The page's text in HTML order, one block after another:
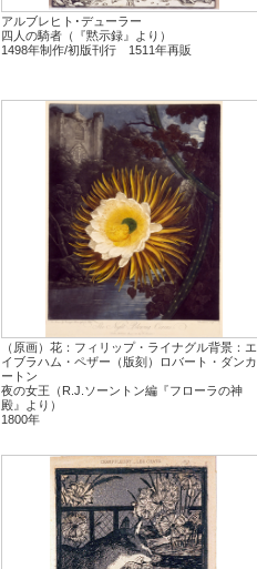
アルブレヒト･デューラー
四人の騎者（『黙示録』より）
1498年制作/初版刊行 1511年再販
（原画）花：フィリップ・ライナグル背景：エ
イブラハム・ペザー（版刻）ロバート・ダンカ
ートン
夜の女王（R.J.ソーントン編『フローラの神
殿』より）
1800年